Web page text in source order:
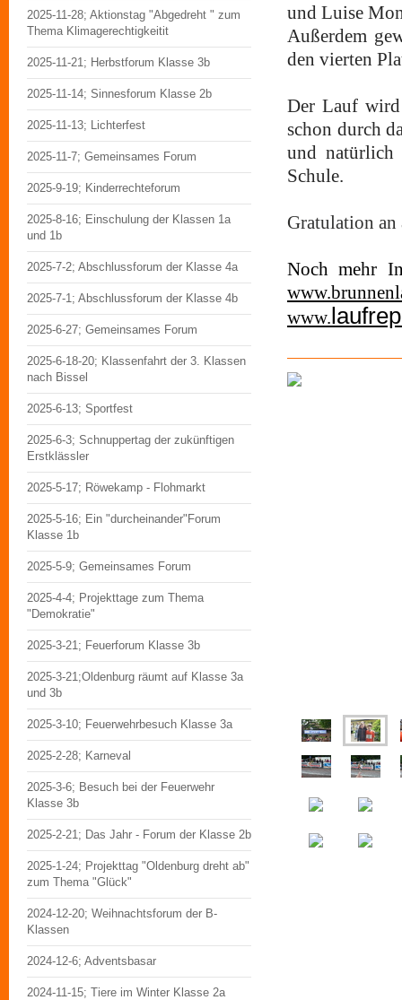
2025-11-28; Aktionstag "Abgedreht " zum
Thema Klimagerechtigkeitit
2025-11-21; Herbstforum Klasse 3b
2025-11-14; Sinnesforum Klasse 2b
2025-11-13; Lichterfest
2025-11-7; Gemeinsames Forum
2025-9-19; Kinderrechteforum
2025-8-16; Einschulung der Klassen 1a
und 1b
2025-7-2; Abschlussforum der Klasse 4a
2025-7-1; Abschlussforum der Klasse 4b
2025-6-27; Gemeinsames Forum
2025-6-18-20; Klassenfahrt der 3. Klassen
nach Bissel
2025-6-13; Sportfest
2025-6-3; Schnuppertag der zukünftigen
Erstklässler
2025-5-17; Röwekamp - Flohmarkt
2025-5-16; Ein "durcheinander"Forum
Klasse 1b
2025-5-9; Gemeinsames Forum
2025-4-4; Projekttage zum Thema
"Demokratie"
2025-3-21; Feuerforum Klasse 3b
2025-3-21;Oldenburg räumt auf Klasse 3a
und 3b
2025-3-10; Feuerwehrbesuch Klasse 3a
2025-2-28; Karneval
2025-3-6; Besuch bei der Feuerwehr
Klasse 3b
2025-2-21; Das Jahr - Forum der Klasse 2b
2025-1-24; Projekttag "Oldenburg dreht ab"
zum Thema "Glück"
2024-12-20; Weihnachtsforum der B-
Klassen
2024-12-6; Adventsbasar
2024-11-15; Tiere im Winter Klasse 2a
und Luise
Außerdem
den vierten
Der Lauf
schon durch
und natürlich
Schule.
Gratulation
Noch mehr
www.